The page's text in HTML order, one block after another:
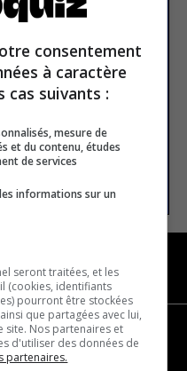
consentement
à caractère
cas suivants :
mesure de
et du contenu, études
de services
informations sur un
seront traitées, et les
(cookies, identifiants
pourront être stockées
que partagées avec lui,
site. Nos partenaires et
d'utiliser des données de
partenaires.